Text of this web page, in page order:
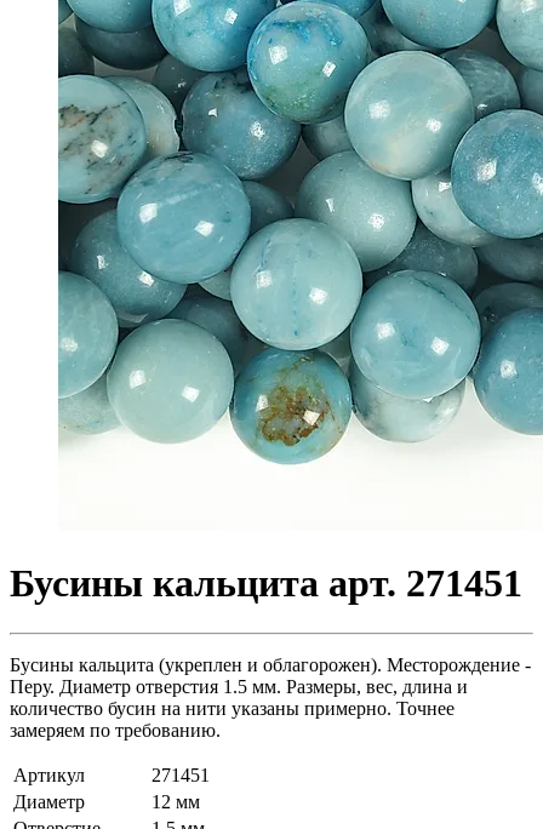
Бусины кальцита арт. 271451
Бусины кальцита (укреплен и облагорожен). Месторождение -
Перу. Диаметр отверстия 1.5 мм. Размеры, вес, длина и
количество бусин на нити указаны примерно. Точнее
замеряем по требованию.
Артикул
271451
Диаметр
12 мм